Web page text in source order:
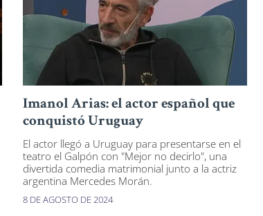
Imanol Arias: el actor español que
conquistó Uruguay
El actor llegó a Uruguay para presentarse en el
teatro el Galpón con "Mejor no decirlo", una
divertida comedia matrimonial junto a la actriz
argentina Mercedes Morán.
8 DE AGOSTO DE 2024